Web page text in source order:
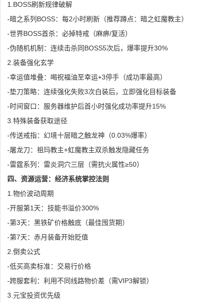
1.BOSS刷新规律破解
-暗之系列BOSS：每2小时刷新（推荐蹲点：暗之虹魔教主）
-世界BOSS首杀：必掉特戒（麻痹/复活）
-伪随机机制：连续击杀同BOSS5次后，爆率提升30%
2.装备强化玄学
-幸运值堆叠：喝祝福油至幸运+3停手（成功率最高）
-垫刀策略：连续强化失败3次白装后，立即强化目标装备
-时间窗口：服务器维护后首小时强化成功率提升15%
3.特殊装备获取途径
-传送戒指：幻境十层暗之触龙神（0.03%爆率）
-屠龙刀：祖玛教主+虹魔教主双杀触发隐藏任务
-雷霆系列：雷炎洞穴三层（需抗火属性≥50）
四、资源运营：经济系统掌控法则
1.物价波动周期
-开服第1天：技能书溢价300%
-第3天：黑铁矿价格触底（最佳囤货期）
-第7天：赤月装备开始贬值
2.倒卖公式
-低买高卖标准：交易行价格
-跨服套利：利用不同线路物价差（需VIP3解锁）
3.元宝投资优先级